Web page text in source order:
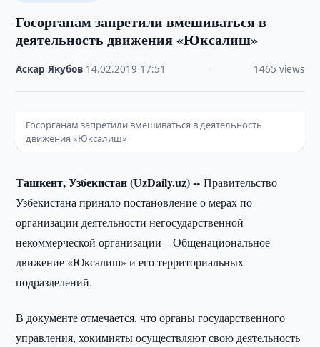
Госорганам запретили вмешиваться в
деятельность движения «Юксалиш»
Аскар Якубов 14.02.2019 17:51 1465 views
Госорганам запретили вмешиваться в деятельность
движения «Юксалиш»
Ташкент, Узбекистан (UzDaily.uz) --Правительство
Узбекистана приняло постановление о мерах по
организации деятельности негосударственной
некоммерческой организации – Общенациональное
движение «Юксалиш» и его территориальных
подразделений.
В документе отмечается, что органы государственного
управления, хокимияты осуществляют свою деятельность